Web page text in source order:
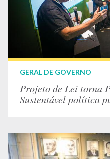
GERAL DE GOVERNO
Projeto de Lei torna
Sustentável política